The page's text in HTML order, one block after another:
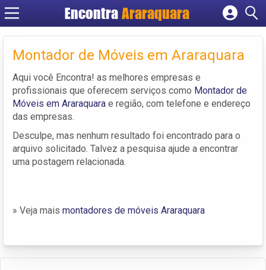
EncontraAraraquara
Cadastrar empresa
Criar conta
Montador de Móveis em Araraquara
Aqui você Encontra! as melhores empresas e
profissionais que oferecem serviços como Montador de
Móveis em Araraquara e região, com telefone e endereço
das empresas.
Desculpe, mas nenhum resultado foi encontrado para o
arquivo solicitado. Talvez a pesquisa ajude a encontrar
uma postagem relacionada.
» Veja mais montadores de móveis Araraquara